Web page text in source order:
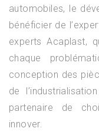
automobiles, le
bénéficier de
experts Acaplast,
chaque
conception des
de
partenaire de
innover.